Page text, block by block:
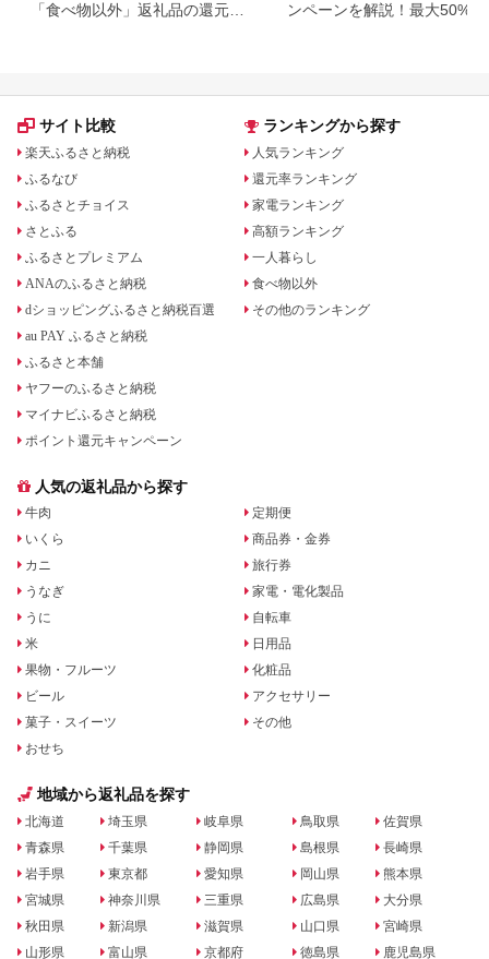
「食べ物以外」返礼品の還元率
ンペーンを解説！最大50%還
サイト比較
楽天ふるさと納税
ふるなび
ふるさとチョイス
さとふる
ふるさとプレミアム
ANAのふるさと納税
dショッピングふるさと納税百選
au PAY ふるさと納税
ふるさと本舗
ヤフーのふるさと納税
マイナビふるさと納税
ポイント還元キャンペーン
ランキングから探す
人気ランキング
還元率ランキング
家電ランキング
高額ランキング
一人暮らし
食べ物以外
その他のランキング
人気の返礼品から探す
牛肉
いくら
カニ
うなぎ
うに
米
果物・フルーツ
ビール
菓子・スイーツ
おせち
定期便
商品券・金券
旅行券
家電・電化製品
自転車
日用品
化粧品
アクセサリー
その他
地域から返礼品を探す
北海道
青森県
岩手県
宮城県
秋田県
山形県
埼玉県
千葉県
東京都
神奈川県
新潟県
富山県
岐阜県
静岡県
愛知県
三重県
滋賀県
京都府
鳥取県
島根県
岡山県
広島県
山口県
徳島県
佐賀県
長崎県
熊本県
大分県
宮崎県
鹿児島県